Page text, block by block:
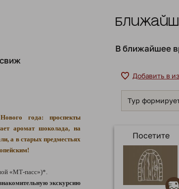
года: проспекты
аромат шоколада, на
а в старых предместьях
«МТ-пасс»)*.
экскурсию
В ближайшее
Добавить в
Тур
Посетите